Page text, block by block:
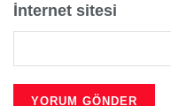
İnternet sitesi